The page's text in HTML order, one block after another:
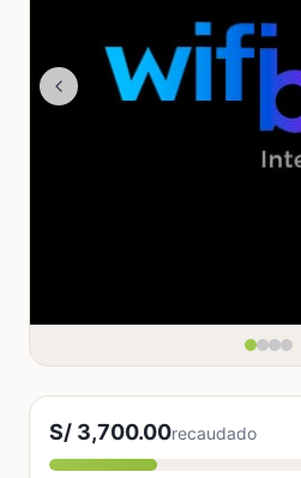
S/ 3,700.00recaudado